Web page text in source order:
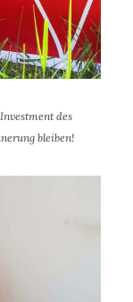
des
bleiben!